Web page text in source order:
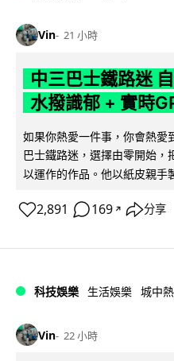
Vin 21 小時
中三巴士鐵路迷
水撥識郁 + 實時
如果你熱愛一件事，你會熱愛
巴士鐵路迷，選擇由零開始，
以運作的作品。他以紙皮親手
2,891 169 ↗ 分享
科技娛樂 生活娛樂 城中
Vin 22 小時